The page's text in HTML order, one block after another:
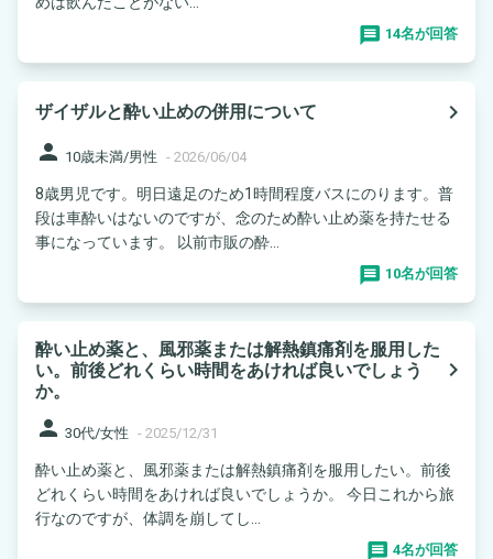
14名が回答
ザイザルと酔い止めの併用について
navigate_next
person 10歳未満/男性 - 2026/06/04
8歳男児です。明日遠足のため1時間程度バスにのります。普
段は車酔いはないのですが、念のため酔い止め薬を持たせる
事になっています。 以前市販の酔...
10名が回答
酔い止め薬と、風邪薬または解熱鎮痛剤を服用した
い。前後どれくらい時間をあければ良いでしょう
か。
navigate_next
person 30代/女性 - 2025/12/31
酔い止め薬と、風邪薬または解熱鎮痛剤を服用したい。前後
どれくらい時間をあければ良いでしょうか。 今日これから旅
行なのですが、体調を崩してし...
4名が回答